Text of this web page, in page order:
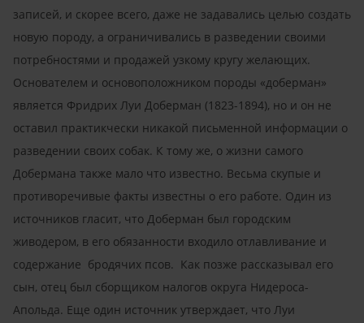
записей, и скорее всего, даже не задавались целью создать
новую породу, а ограничивались в разведении своими
потребностями и продажей узкому кругу желающих.
Основателем и основоположником породы «доберман»
является Фридрих Луи Доберман (1823-1894), но и он не
оставил практикчески никакой письменной информации о
разведении своих собак. К тому же, о жизни самого
Добермана также мало что известно. Весьма скупые и
противоречивые факты известны о его работе. Один из
источников гласит, что Доберман был городским
живодером, в его обязанности входило отлавливание и
содержание бродячих псов. Как позже рассказывал его
сын, отец был сборщиком налогов округа Нидероса-
Апольда. Еще один источник утверждает, что Луи